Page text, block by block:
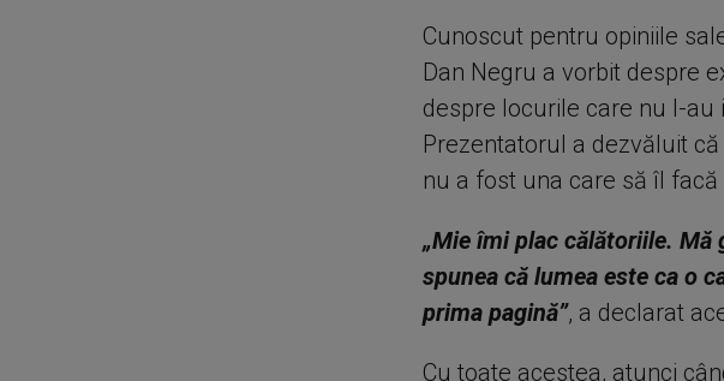
Cunoscut pentru opiniile
Dan Negru a vorbit despre
despre locurile care nu l-au
Prezentatorul a dezvăluit
nu a fost una care să îl
„Mie îmi plac călătoriile.
spunea că lumea este ca o
prima pagină”, a declarat
Cu toate acestea, atunci